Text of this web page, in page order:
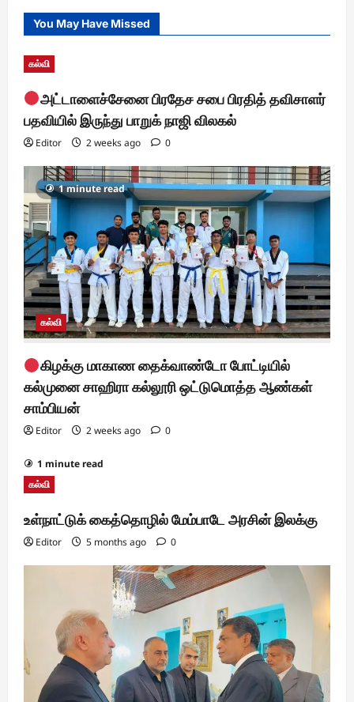
You May Have Missed
கல்வி
அட்டாளைச்சேனை பிரதேச சபை பிரதித் தவிசாளர்
பதவியில் இருந்து பாறுக் நாஜி விலகல்
Editor 2 weeks ago 0
1 minute read
கல்வி
கிழக்கு மாகாண தைக்வாண்டோ போட்டியில்
கல்முனை சாஹிரா கல்லூரி ஒட்டுமொத்த ஆண்கள்
சாம்பியன்
Editor 2 weeks ago 0
1 minute read
கல்வி
உள்நாட்டுக் கைத்தொழில் மேம்பாடே அரசின் இலக்கு
Editor 5 months ago 0